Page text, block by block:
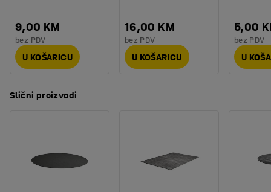
9,00 KM
bez PDV
U KOŠARICU
16,00 KM
bez PDV
U KOŠARICU
5,00
bez PDV
U
Slični proizvodi